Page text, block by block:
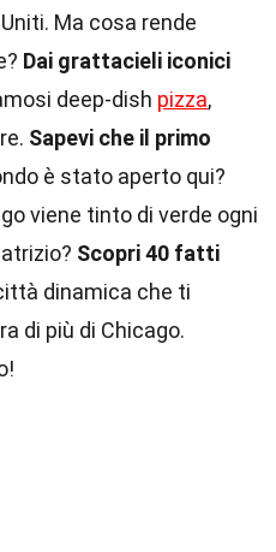
Ma cosa rende
Dai grattacieli iconici
deep-dish pizza,
Sapevi che il primo
è stato aperto qui?
viene tinto di verde ogni
Scopri 40 fatti
dinamica che ti
di più di Chicago.